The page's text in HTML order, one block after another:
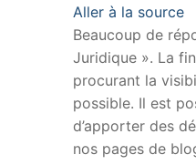
Aller à la source
Beaucoup de
Juridique ». La
procurant la
possible. Il est
d’apporter des
nos pages de